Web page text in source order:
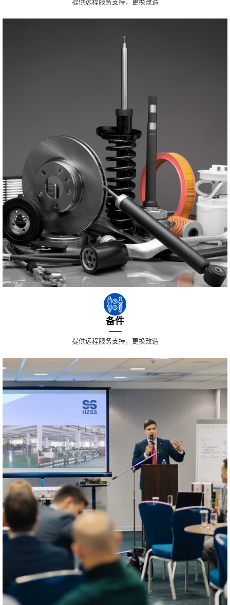
提供远程服务支持，更换改造
备件
提供远程服务支持，更换改造